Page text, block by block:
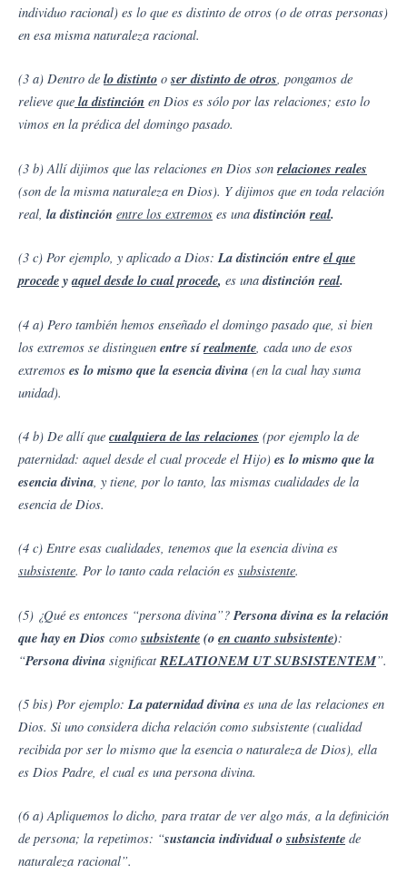
individuo racional) es lo que es distinto de otros (o de otras personas)
en esa misma naturaleza racional.
(3 a) Dentro de lo distinto oser distinto de otros, pongamos de
relieve que la distinción en Dios es sólo por las relaciones; esto lo
vimos en la prédica del domingo pasado.
(3 b) Allí dijimos que las relaciones en Dios son relaciones reales
(son de la misma naturaleza en Dios). Y dijimos que en toda relación
real, la distinción entre los extremos es unadistinciónreal.
(3 c) Por ejemplo, y aplicado a Dios:La distinción entreel que
procedeyaquel desde lo cual procede, es unadistinciónreal.
(4 a) Pero también hemos enseñado el domingo pasado que, si bien
los extremos se distinguen entre sírealmente , cada uno de esos
extremos es lo mismo que la esencia divina (en la cual hay suma
unidad).
(4 b) De allí que cualquiera de las relaciones (por ejemplo la de
paternidad: aquel desde el cual procede el Hijo) es lo mismo que la
esencia divina , y tiene, por lo tanto, las mismas cualidades de la
esencia de Dios.
(4 c) Entre esas cualidades, tenemos que la esencia divina es
subsistente. Por lo tanto cada relación es subsistente.
(5) ¿Qué es entonces “persona divina”? Persona divina es la relación
que hay en Dios como subsistente(oen cuanto subsistente):
“Persona divina significatRELATIONEM UT SUBSISTENTEM”.
(5 bis) Por ejemplo: La paternidad divina es una de las relaciones en
Dios. Si uno considera dicha relación como subsistente (cualidad
recibida por ser lo mismo que la esencia o naturaleza de Dios), ella
es Dios Padre, el cual es una persona divina.
(6 a) Apliquemos lo dicho, para tratar de ver algo más, a la definición
de persona; la repetimos: “sustancia individual osubsistente de
naturaleza racional”.